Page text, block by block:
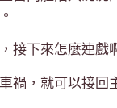
接下來怎麼連戲
禍，就可以接回